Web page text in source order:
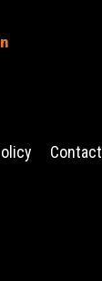
Contact